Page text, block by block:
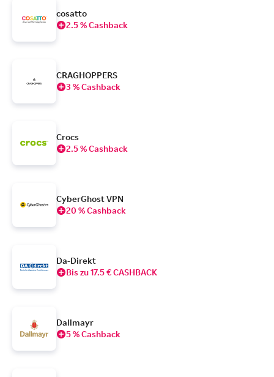
cosatto
2.5 % Cashback
CRAGHOPPERS
3 % Cashback
Crocs
2.5 % Cashback
CyberGhost VPN
20 % Cashback
Da-Direkt
Bis zu 17.5 € CASHBACK
Dallmayr
5 % Cashback